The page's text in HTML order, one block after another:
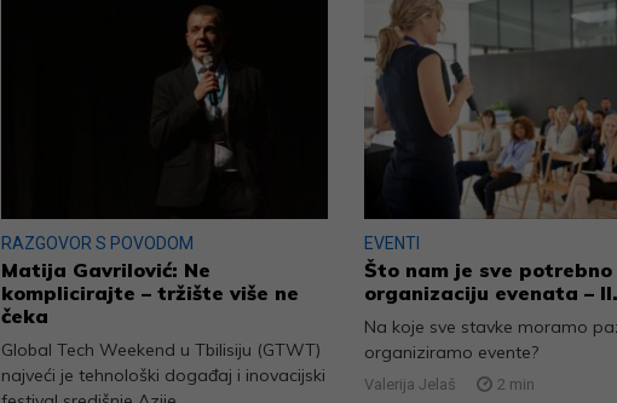
RAZGOVOR S POVODOM
Matija Gavrilović: Ne
komplicirajte – tržište više ne
čeka
Global Tech Weekend u Tbilisiju (GTWT)
najveći je tehnološki događaj i inovacijski
EVENTI
Što nam je sve potrebno
organizaciju evenata –
Na koje sve stavke moramo
organiziramo evente?
Valerija Jelaš 2 min